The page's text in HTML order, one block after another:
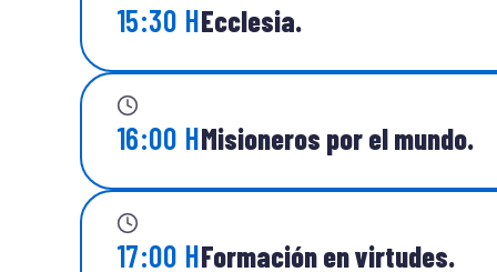
15:30 HEcclesia.
16:00 HMisioneros por el mundo.
17:00 HFormación en virtudes.